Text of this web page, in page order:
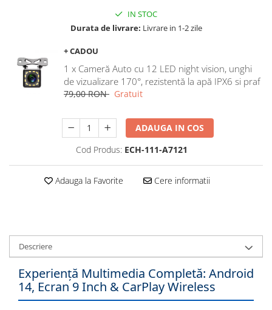
Navigatii Smart
Navigatii Honda
Navigatii Jeep
Navigatii Porsche
Navigatii Land Rover
Navigatii Iveco
Navigatii Chrysler
Navigatie universala
Navigatii 1 DIN
Navigatie GPS Portabil
Accesorii navigatii
IN STOC
Durata de livrare: Livrare in 1-2 zile
+ CADOU
1 x Cameră Auto cu 12 LED night vision, unghi
de vizualizare 170°, rezistentă la apă IPX6 si praf
79,00 RON Gratuit
ADAUGA IN COS
Cod Produs: ECH-111-A7121
Adauga la Favorite Cere informatii
Descriere
Experiență Multimedia Completă: Android
14, Ecran 9 Inch & CarPlay Wireless